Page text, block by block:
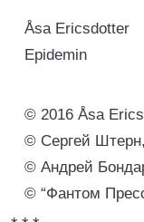
Åsa Ericsdotter
Epidemin
© 2016 Åsa
© Сергей
© Андрей
© “Фантом